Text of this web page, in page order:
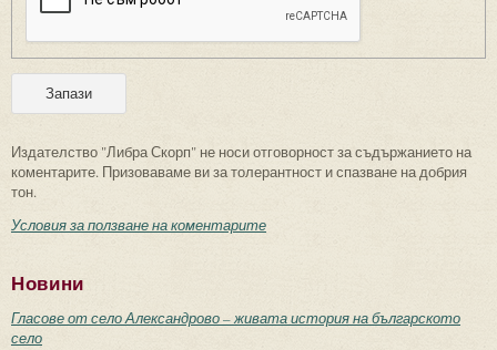
Издателство "Либра Скорп" не носи отговорност за съдържанието на
коментарите. Призоваваме ви за толерантност и спазване на добрия
тон.
Условия за ползване на коментарите
Новини
Гласове от село Александрово – живата история на българското
село